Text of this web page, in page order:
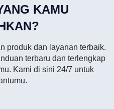
KAMU
produk dan layanan terbaik.
terbaru dan terlengkap
Kami di sini 24/7 untuk